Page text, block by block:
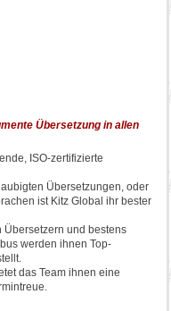
Übersetzung in allen
ISO-zertifizierte
Übersetzungen, oder
ist Kitz Global ihr bester
Übersetzern und bestens
werden ihnen Top-
das Team ihnen eine